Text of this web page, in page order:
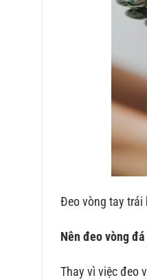
Đeo vòng tay trái
Nên đeo vòng
Thay vì việc đeo